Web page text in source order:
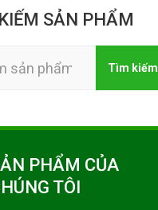
SẢN PHẨM
Tìm kiếm
PHẨM CỦA
TÔI